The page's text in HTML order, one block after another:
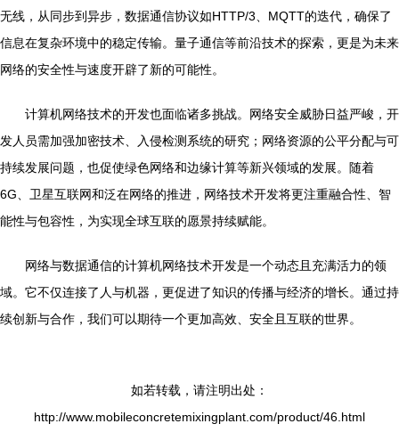
无线，从同步到异步，数据通信协议如HTTP/3、MQTT的迭代，确保了
信息在复杂环境中的稳定传输。量子通信等前沿技术的探索，更是为未来
网络的安全性与速度开辟了新的可能性。
计算机网络技术的开发也面临诸多挑战。网络安全威胁日益严峻，开
发人员需加强加密技术、入侵检测系统的研究；网络资源的公平分配与可
持续发展问题，也促使绿色网络和边缘计算等新兴领域的发展。随着
6G、卫星互联网和泛在网络的推进，网络技术开发将更注重融合性、智
能性与包容性，为实现全球互联的愿景持续赋能。
网络与数据通信的计算机网络技术开发是一个动态且充满活力的领
域。它不仅连接了人与机器，更促进了知识的传播与经济的增长。通过持
续创新与合作，我们可以期待一个更加高效、安全且互联的世界。
如若转载，请注明出处：
http://www.mobileconcretemixingplant.com/product/46.html